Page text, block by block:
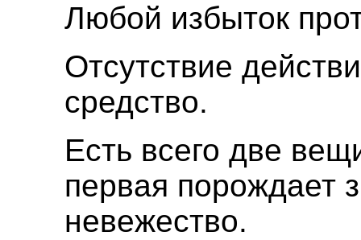
Любой избыток
Отсутствие
средство.
Есть всего две
первая порождает
невежество.